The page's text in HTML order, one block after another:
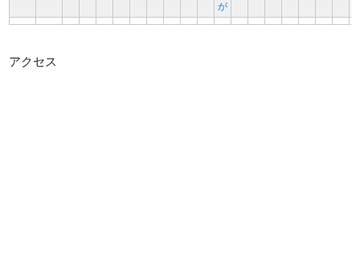
が
アクセス